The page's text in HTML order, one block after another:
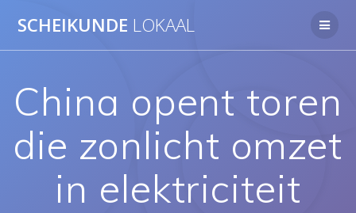
naar
SCHEIKUNDE LOKAAL
China opent toren
die zonlicht omzet
in elektriciteit